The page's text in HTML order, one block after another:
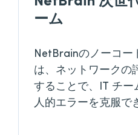
ーム
NetBrainのノーコー
は、ネットワークの
することで、IT チ
人的エラーを克服で